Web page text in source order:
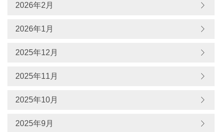
2026年2月
2026年1月
2025年12月
2025年11月
2025年10月
2025年9月